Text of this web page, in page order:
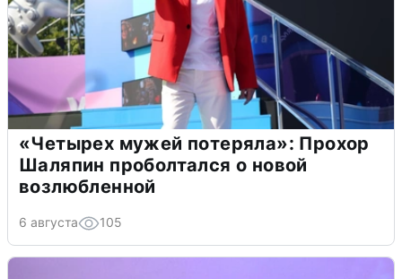
«Четырех мужей потеряла»: Прохор
Шаляпин проболтался о новой
возлюбленной
6 августа 105